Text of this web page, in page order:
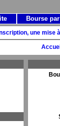
une mise
Bourse